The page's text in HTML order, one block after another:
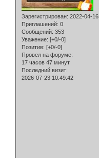
Зарегистрирован: 2022-04-16
Приглашений: 0
Сообщений: 353
Уважение: [+0/-0]
Позитив: [+0/-0]
Провел на форуме:
17 часов 47 минут
Последний визит:
2026-07-23 10:49:42